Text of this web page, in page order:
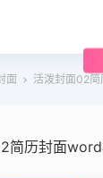
面 活泼封面02
简历封面